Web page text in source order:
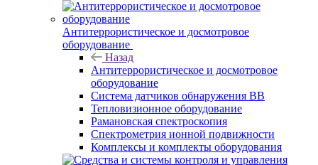
Антитеррористическое и досмотровое
оборудование
Назад
Антитеррористическое и досмотровое
оборудование
Cистема датчиков обнаружения ВВ
Тепловизионное оборудование
Рамановская спектроскопия
Спектрометрия ионной подвижности
Комплексы и комплекты оборудования